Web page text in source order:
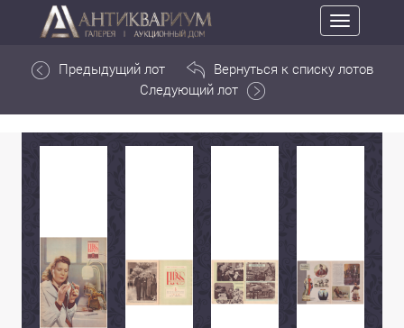
Toggle
navigation
Предыдущий лот
Вернуться к списку лотов
Следующий лот